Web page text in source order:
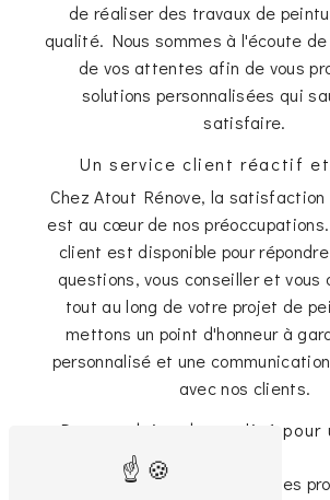
de réaliser des travaux de
qualité. Nous sommes à l'écoute
de vos attentes afin de vous
solutions personnalisées qui
satisfaire.
Un service client réactif
Chez Atout Rénove, la
est au cœur de nos
client est disponible pour
questions, vous conseiller et vous
tout au long de votre projet de
mettons un point d'honneur à
personnalisé et une
avec nos clients.
Des produits de qualité pour
Nous sélectionnons avec soin les